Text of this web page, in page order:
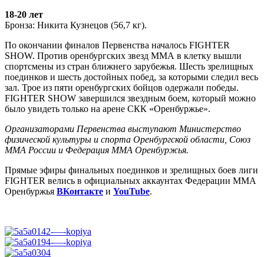
18-20 лет
Бронза: Никита Кузнецов (56,7 кг).
По окончании финалов Первенства началось FIGHTER
SHOW. Против оренбургских звезд ММА в клетку вышли
спортсмены из стран ближнего зарубежья. Шесть зрелищных
поединков и шесть достойных побед, за которыми следил весь
зал. Трое из пяти оренбургских бойцов одержали победы.
FIGHTER SHOW завершился звездным боем, который можно
было увидеть только на арене СКК «Оренбуржье».
Организаторами Первенства выступают Министерство
физической культуры и спорта Оренбургской области, Союз
ММА России и Федерация ММА Оренбуржья.
Прямые эфиры финальных поединков и зрелищных боев лиги
FIGHTER велись в официальных аккаунтах Федерации ММА
Оренбуржья ВКонтакте и YouTube.